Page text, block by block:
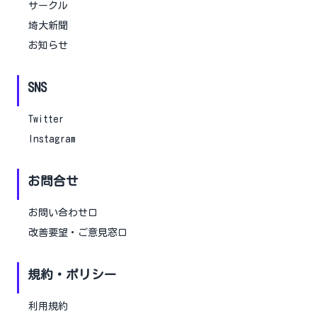
サークル
埼大新聞
お知らせ
SNS
Twitter
Instagram
お問合せ
お問い合わせ口
改善要望・ご意見窓口
規約・ポリシー
利用規約